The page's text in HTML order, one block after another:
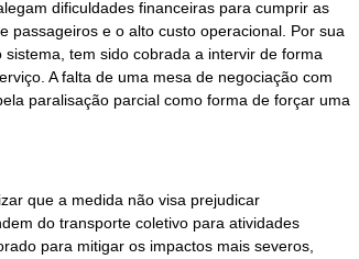
dificuldades financeiras para cumprir as
passageiros e o alto custo operacional. Por sua
tem sido cobrada a intervir de forma
A falta de uma mesa de negociação com
paralisação parcial como forma de forçar uma
que a medida não visa prejudicar
do transporte coletivo para atividades
para mitigar os impactos mais severos,